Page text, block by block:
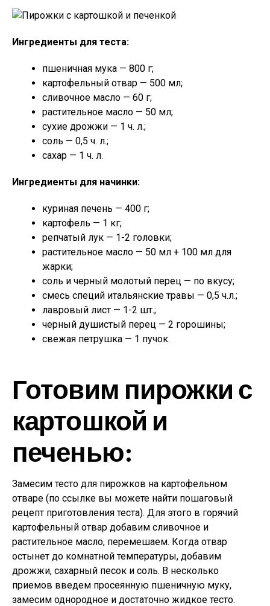
Ингредиенты для теста:
пшеничная мука — 800 г;
картофельный отвар — 500 мл;
сливочное масло — 60 г;
растительное масло — 50 мл;
сухие дрожжи — 1 ч. л.;
соль — 0,5 ч. л.;
сахар — 1 ч. л.
Ингредиенты для начинки:
куриная печень — 400 г;
картофель — 1 кг;
репчатый лук — 1-2 головки;
растительное масло — 50 мл + 100 мл для
жарки;
соль и черный молотый перец — по вкусу;
смесь специй итальянские травы — 0,5 ч.л.;
лавровый лист — 1-2 шт.;
черный душистый перец — 2 горошины;
свежая петрушка — 1 пучок.
Готовим пирожки с
картошкой и
печенью:
Замесим тесто для пирожков на картофельном
отваре (по ссылке вы можете найти пошаговый
рецепт приготовления теста). Для этого в горячий
картофельный отвар добавим сливочное и
растительное масло, перемешаем. Когда отвар
остынет до комнатной температуры, добавим
дрожжи, сахарный песок и соль. В несколько
приемов введем просеянную пшеничную муку,
замесим однородное и достаточно жидкое тесто.